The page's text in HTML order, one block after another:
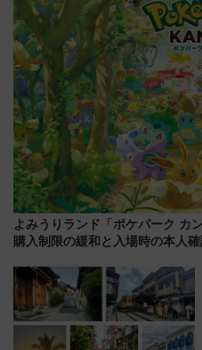
よみうりランド「ポケパーク カ
購入制限の緩和と入場時の本人